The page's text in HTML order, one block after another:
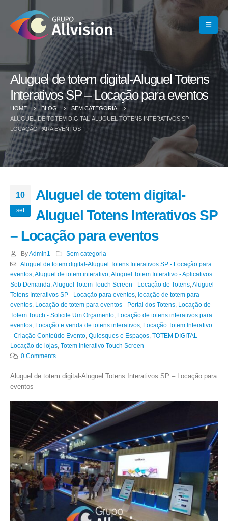
Aluguel de totem digital-Aluguel Totens
Interativos SP – Locação para eventos
HOME BLOG
SEM CATEGORIA
ALUGUEL DE TOTEM DIGITAL-ALUGUEL TOTENS INTERATIVOS SP –
LOCAÇÃO PARA EVENTOS
10
set
Aluguel de totem digital-
Aluguel Totens Interativos SP
– Locação para eventos
ByAdmin1
Sem categoria
Aluguel de totem digital-Aluguel Totens Interativos SP - Locação para
eventos Aluguel de totem interativo Aluguel Totem Interativo - Aplicativos
Sob Demanda Aluguel Totem Touch Screen - Locação de Totens Aluguel
Totens Interativos SP - Locação para eventos locação de totem para
eventos Locação de totem para eventos - Portal dos Totens Locação de
Totem Touch - Solicite Um Orçamento Locação de totens interativos para
eventos Locação e venda de totens interativos Locação Totem Interativo
- Criação Conteúdo Evento Quiosques e Espaços TOTEM DIGITAL -
Locação de lojas Totem Interativo Touch Screen
0 Comments
Aluguel de totem digital-Aluguel Totens Interativos SP – Locação para
eventos